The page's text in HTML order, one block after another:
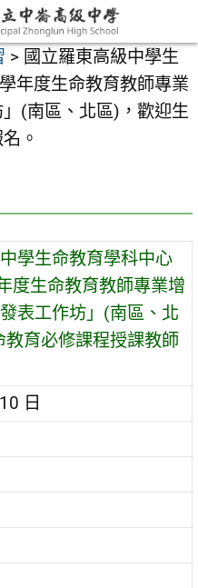
> 國立羅東高級中學生
年度生命教育教師專業
(南區、北區)，歡迎生
。
學生命教育學科中心
度生命教育教師專業增
表工作坊」(南區、北
教育必修課程授課教師
日